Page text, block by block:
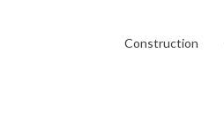
Construction